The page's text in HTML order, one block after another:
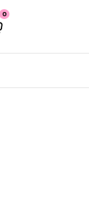
0